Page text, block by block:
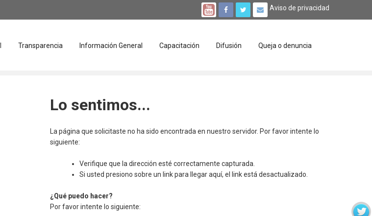
Aviso de privacidad
Transparencia Información General Capacitación Difusión Queja o denuncia
Lo sentimos...
La página que solicitaste no ha sido encontrada en nuestro servidor. Por favor intente lo
siguiente:
Verifique que la dirección esté correctamente capturada.
Si usted presiono sobre un link para llegar aquí, el link está desactualizado.
¿Qué puedo hacer?
Por favor intente lo siguiente: